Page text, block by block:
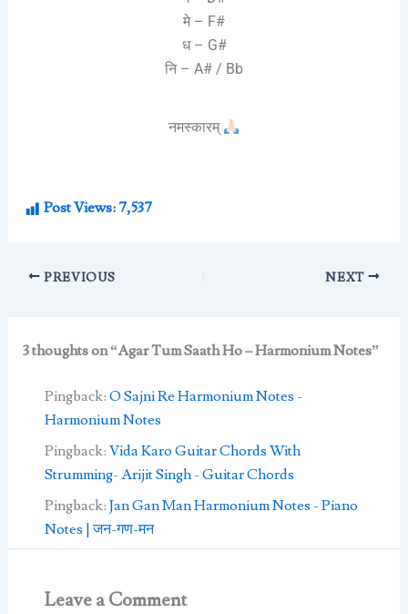
मे – F#
ध – G#
नि – A# / Bb
नमस्कारम्
Post Views: 7,537
PREVIOUS NEXT
3 thoughts on “Agar Tum Saath Ho – Harmonium Notes”
Pingback: O Sajni Re Harmonium Notes -
Harmonium Notes
Pingback: Vida Karo Guitar Chords With
Strumming- Arijit Singh - Guitar Chords
Pingback: Jan Gan Man Harmonium Notes - Piano
Notes | जन-गण-मन
Leave a Comment